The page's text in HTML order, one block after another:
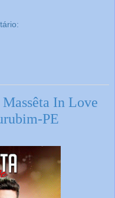
Massêta In Love
PE